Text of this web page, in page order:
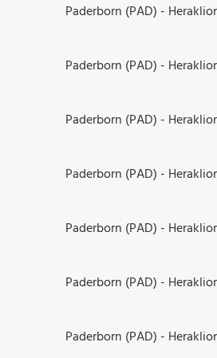
Paderborn (PAD) -
Paderborn (PAD) -
Paderborn (PAD) -
Paderborn (PAD) -
Paderborn (PAD) -
Paderborn (PAD) -
Paderborn (PAD) -